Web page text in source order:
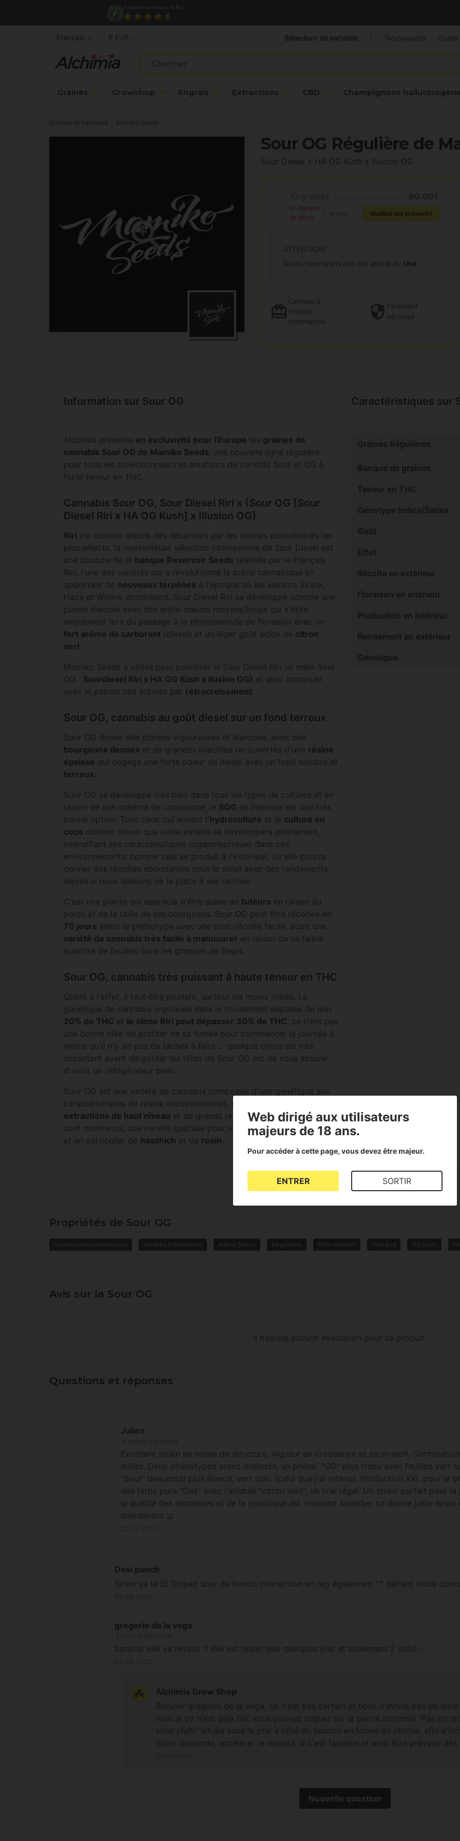
Graines Growshop Engrais Extractions CBD Champignons
Sélecteur de variétés Nouveautés Outlet
Français € EUR
Graines de cannabis Mamiko Seeds
Sour OG Régulière de
Sour Diesel x HA OG Kush x Illusion OG
En rupture
de stock
Veuillez me prévenir!
ATTENTION!
Nous n'envoyons pas cet article au Usa
Cadeau à
chaque
commande
Paiement
sécurisé
Information sur Sour OG
Alchimia présente en exclusivité pour l'Europe les graines de
cannabis Sour OG de Mamiko Seeds, une nouvelle ligne régulière
pour tous les collectionneurs et amateurs de variétés Sour et OG à
forte teneur en THC.
Cannabis Sour OG, Sour Diesel Riri x (Sour OG [Sour
Diesel Riri x HA OG Kush] x Illusion OG)
Riri est connue depuis des décennies par les cercles cannabiques les
plus sélects, la merveilleuse sélection intemporelle de Sour Diesel est
une bouture de la banque Reservoir Seeds réalisée par le Français
Riri, l'une des variétés qui a révolutionné la scène cannabique en
apportant de nouveaux terpènes à l'époque où les saveurs Skunk,
Haze et Widow dominaient. Sour Diesel Riri se développe comme une
plante élancée avec des entre-nœuds moyens/longs qui s'étire
amplement lors du passage à la photopériode de floraison avec un
fort arôme de carburant (diesel) et un léger goût acide de citron
vert.
Mamiko Seeds a utilisé pour polliniser la Sour Diesel Riri un mâle Sour
OG : Sourdiesel Riri x HA OG Kush x Ilusion OG) et ainsi continuer
avec le patron des arômes par rétrocroisement.
Sour OG, cannabis au goût diesel sur un fond terreux
Sour OG donne des plantes vigoureuses et élancées, avec des
bourgeons denses et de grandes bractées recouvertes d'une résine
épaisse qui dégage une forte odeur de diesel avec un fond sombre et
terreux.
Sour OG se développe très bien dans tous les types de cultures et en
raison de son schéma de croissance, le SOG en intérieur est une très
bonne option. Tous ceux qui aiment l' hydroculture et la culture en
coco doivent savoir que cette variété se développera pleinement,
intensifiant ses caractéristiques organoleptiques dans ces
environnements, comme cela se produit à l'extérieur, où elle pourra
donner des récoltes abondantes sous le soleil avec des rendements
élevés si nous laissons de la place à ses racines.
C'est une plante qui apprécie d'être aidée de tuteurs en raison du
poids et de la taille de ses bourgeons. Sour OG peut être récoltée en
70 jours selon le phénotype avec une post-récolte facile, étant une
variété de cannabis très facile à manucurer en raison de sa faible
quantité de feuilles dans les grappes de fleurs.
Sour OG, cannabis très puissant à haute teneur en THC
Quant à l'effet, il faut être prudent, surtout les moins initiés. La
génétique de cannabis impliquée dans le croisement dépasse de loin
20% de THC et le clone Riri peut dépasser 30% de THC, ce n'est pas
une bonne idée de profiter de sa fumée pour commencer la journée à
moins qu'il n'y ait pas de tâches à faire ... quelque chose de très
important avant de goûter les têtes de Sour OG est de vous assurer
d'avoir un réfrigérateur plein.
Sour OG est une variété de cannabis composée d'une génétique aux
caractéristiques de résine exceptionnelles, résultant en des
extractions de haut niveau et de grands rendements où les arômes
sont maintenus, une variété spéciale pour les amateurs de concentrés
et en particulier de haschich et de rosin.
Caractéristiques sur
Graines Régulières
Banque de graines
Teneur en THC
Génotype Indica/Sativa
Goût
Effet
Récolte en extérieur
Floraison en intérieur
Production en intérieur
Rendement en extérieur
Génétique
Propriétés de Sour OG
Graines photopériodiques Variétés Productives Indica Sativa Régulières Effet relaxant One bud OG Kush
Avis sur la Sour OG
Il n’existe aucune évaluation pour ce produit
Questions et réponses
Julien
Excellent strain en terme de structure, vigueur en croissance et en stretch.
mâles. Deux phénotypes assez distincts, un phéno' "OG" plus trapu avec feuilles vert
"Sour" beaucoup plus élancé, vert clair (celui que j'ai retenu). Production XXL pour le
des terps pure "Gas" avec l'acidulé "citron vert", un vrai régal. Un strain parfait pour la
la qualité des semences et de la génétique est vraiment superbe, ça donne juste envie
maintenant :p
Dosi punch
Sinon ya la St Tropez sour de french connection en reg également ^^ défiant toute
gregorio de la vega
bonjour elle va revenir ? elle est rester que quelques jour et seulement 2 unité ..
Alchimia Grow Shop
Nouvelle question
Web dirigé aux utilisateurs
majeurs de 18 ans.
Pour accéder à cette page, vous devez être majeur.
ENTRER SORTIR